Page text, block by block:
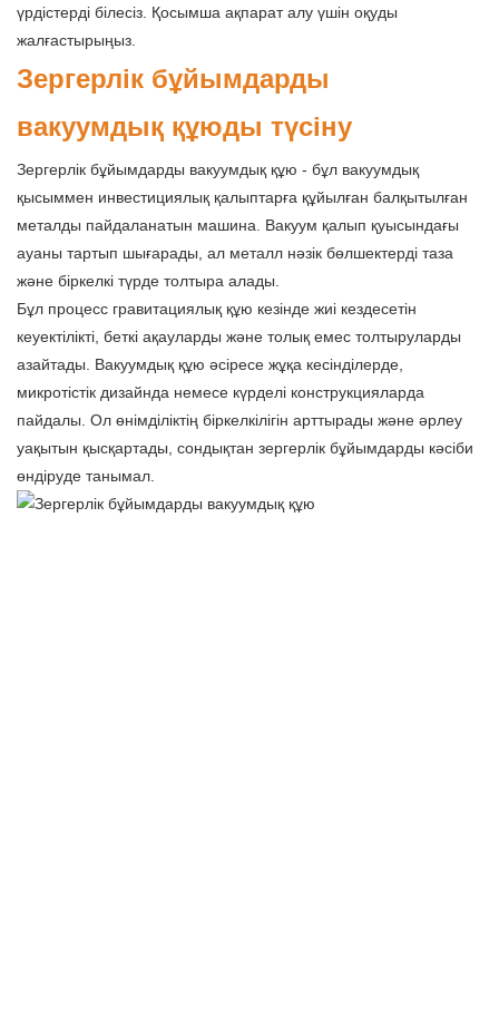
үрдістерді білесіз. Қосымша ақпарат алу үшін оқуды
жалғастырыңыз.
Зергерлік бұйымдарды
вакуумдық құюды түсіну
Зергерлік бұйымдарды вакуумдық құю - бұл вакуумдық
қысыммен инвестициялық қалыптарға құйылған балқытылған
металды пайдаланатын машина. Вакуум қалып қуысындағы
ауаны тартып шығарады, ал металл нәзік бөлшектерді таза
және біркелкі түрде толтыра алады.
Бұл процесс гравитациялық құю кезінде жиі кездесетін
кеуектілікті, беткі ақауларды және толық емес толтыруларды
азайтады. Вакуумдық құю әсіресе жұқа кесінділерде,
микротістік дизайнда немесе күрделі конструкцияларда
пайдалы. Ол өнімділіктің біркелкілігін арттырады және әрлеу
уақытын қысқартады, сондықтан зергерлік бұйымдарды кәсіби
өндіруде танымал.